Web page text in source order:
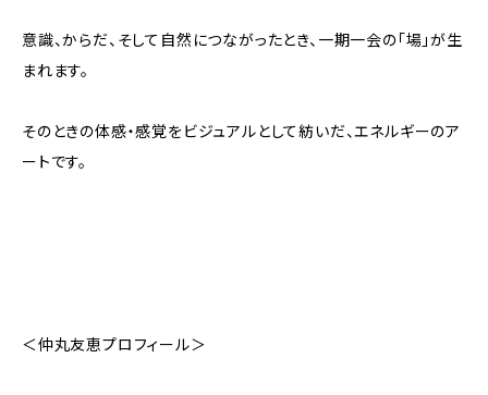
意識、からだ、そして自然につながったとき、一期一会の「場」が生
まれます。
そのときの体感・感覚をビジュアルとして紡いだ、エネルギーのア
ートです。
＜仲丸友恵プロフィール＞